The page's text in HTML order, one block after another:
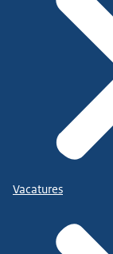
Vacatures